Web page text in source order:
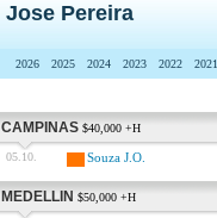
Jose Pereira
2026 2025 2024 2023 2022 2021
CAMPINAS $40,000 +H
05.10. Souza J.O.
MEDELLIN $50,000 +H